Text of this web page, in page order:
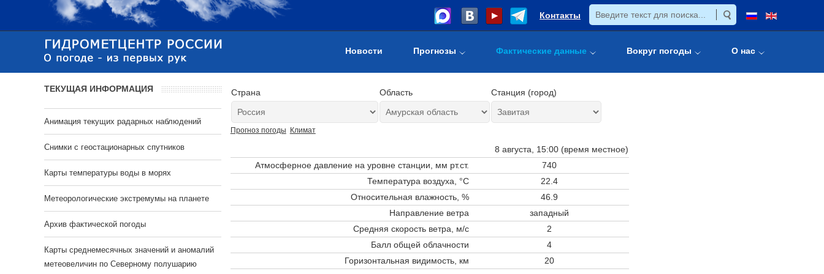
Контакты
Новости Прогнозы Фактические данные Вокруг погоды О нас
Страна Область Станция (город)
Прогноз погоды Климат
8 августа, 15:00 (время местное)
Атмосферное давление на уровне станции, мм рт.ст.
740
Температура воздуха, °C
22.4
Относительная влажность, %
46.9
Направление ветра
западный
Средняя скорость ветра, м/с
2
Балл общей облачности
4
Горизонтальная видимость, км
20
ТЕКУЩАЯ ИНФОРМАЦИЯ
Анимация текущих радарных наблюдений
Cнимки с геостационарных спутников
Карты температуры воды в морях
Метеорологические экстремумы на планете
Архив фактической погоды
Карты среднемесячных значений и аномалий
метеовеличин по Северному полушарию